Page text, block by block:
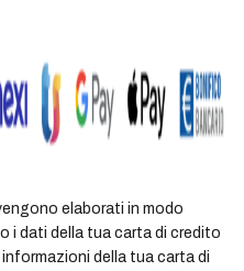
elaborati in modo
i dati della tua carta di credito
della tua carta di